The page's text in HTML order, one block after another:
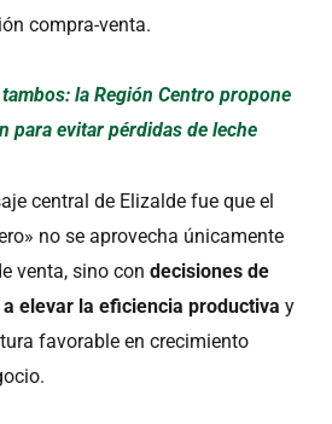
compra-venta.
la Región Centro propone
para evitar pérdidas de leche
central de Elizalde fue que el
no se aprovecha únicamente
venta, sino con decisiones de
elevar la eficiencia productiva y
favorable en crecimiento